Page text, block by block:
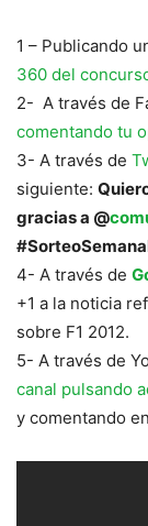
1 – Publicando
360 del
2- A través de
comentando tu
3- A través de
siguiente:
gracias a @
4- A través de
+1 a la noticia
sobre F1 2012.
5- A través de
canal pulsando
y comentando